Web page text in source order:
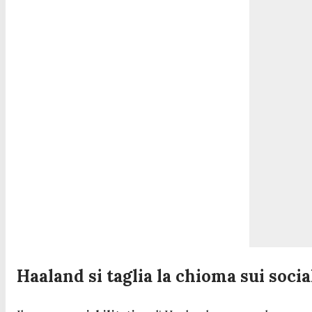
Haaland si taglia la chioma sui